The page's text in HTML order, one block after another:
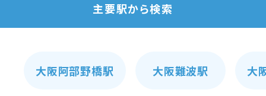
主要駅から検索
大阪阿部野橋駅 大阪難波駅 大